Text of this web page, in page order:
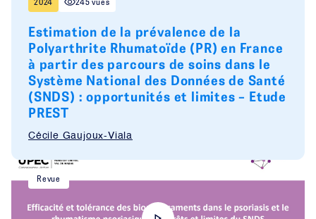
Estimation de la prévalence de la
Polyarthrite Rhumatoïde (PR) en France
à partir des parcours de soins dans le
Système National des Données de Santé
(SNDS) : opportunités et limites – Etude
PREST
Cécile Gaujoux-Viala
Revue